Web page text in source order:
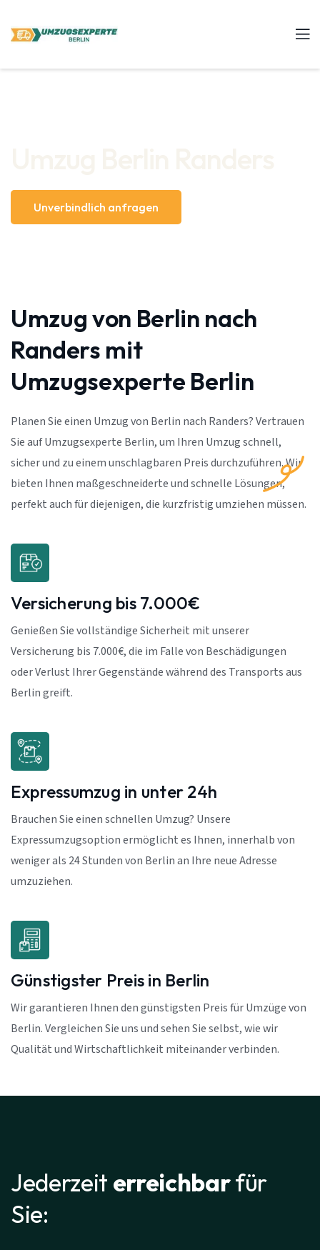
Unverbindlich anfragen
Umzug von Berlin nach
Randers mit
Umzugsexperte Berlin
Planen Sie einen Umzug von Berlin nach Randers? Vertrauen
Sie auf Umzugsexperte Berlin, um Ihren Umzug schnell,
sicher und zu einem unschlagbaren Preis durchzuführen. Wir
bieten Ihnen maßgeschneiderte und schnelle Lösungen,
perfekt auch für diejenigen, die kurzfristig umziehen müssen.
Versicherung bis 7.000€
Genießen Sie vollständige Sicherheit mit unserer
Versicherung bis 7.000€, die im Falle von Beschädigungen
oder Verlust Ihrer Gegenstände während des Transports aus
Berlin greift.
Expressumzug in unter 24h
Brauchen Sie einen schnellen Umzug? Unsere
Expressumzugsoption ermöglicht es Ihnen, innerhalb von
weniger als 24 Stunden von Berlin an Ihre neue Adresse
umzuziehen.
Günstigster Preis in Berlin
Wir garantieren Ihnen den günstigsten Preis für Umzüge von
Berlin. Vergleichen Sie uns und sehen Sie selbst, wie wir
Qualität und Wirtschaftlichkeit miteinander verbinden.
Jederzeit erreichbarfür
Sie: